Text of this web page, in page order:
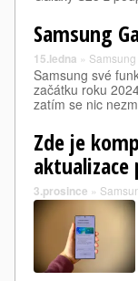
Samsung
15.ledna »
Samsung své
začátku roku
zatím se nic
Zde je
aktualizace
3.prosince »